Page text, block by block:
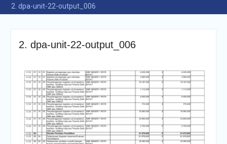
2. dpa-unit-22-output_006
2. dpa-unit-22-output_006